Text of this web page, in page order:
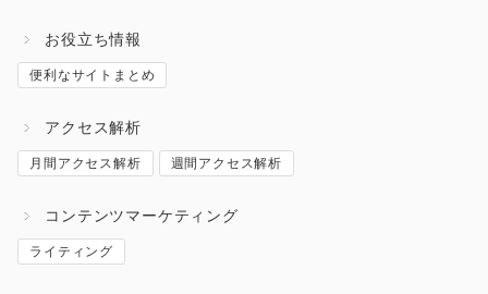
お役立ち情報
便利なサイトまとめ
アクセス解析
月間アクセス解析 週間アクセス解析
コンテンツマーケティング
ライティング